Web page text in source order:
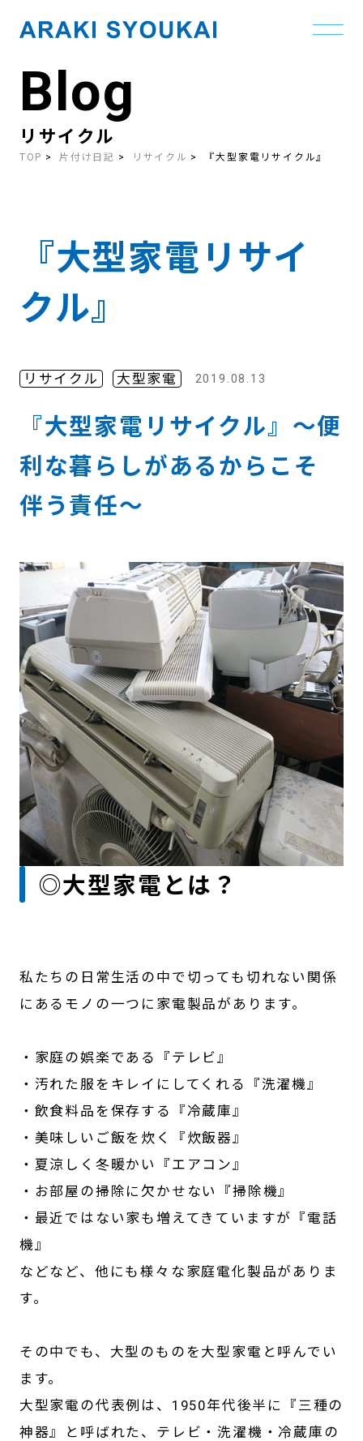
contentBlog
リサイクル
TOP 片付け日記 リサイクル 『大型家電リサイクル』
『大型家電リサイ
クル』
リサイクル 大型家電 2019.08.13
『大型家電リサイクル』～便
利な暮らしがあるからこそ
伴う責任～
◎大型家電とは？
私たちの日常生活の中で切っても切れない関係
にあるモノの一つに家電製品があります。
・家庭の娯楽である『テレビ』
・汚れた服をキレイにしてくれる『洗濯機』
・飲食料品を保存する『冷蔵庫』
・美味しいご飯を炊く『炊飯器』
・夏涼しく冬暖かい『エアコン』
・お部屋の掃除に欠かせない『掃除機』
・最近ではない家も増えてきていますが『電話
機』
などなど、他にも様々な家庭電化製品がありま
す。
その中でも、大型のものを大型家電と呼んでい
ます。
大型家電の代表例は、1950年代後半に『三種の
神器』と呼ばれた、テレビ・洗濯機・冷蔵庫の